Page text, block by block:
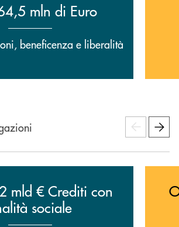
mln di Euro
beneficenza e liberalità
mld € Crediti con
sociale